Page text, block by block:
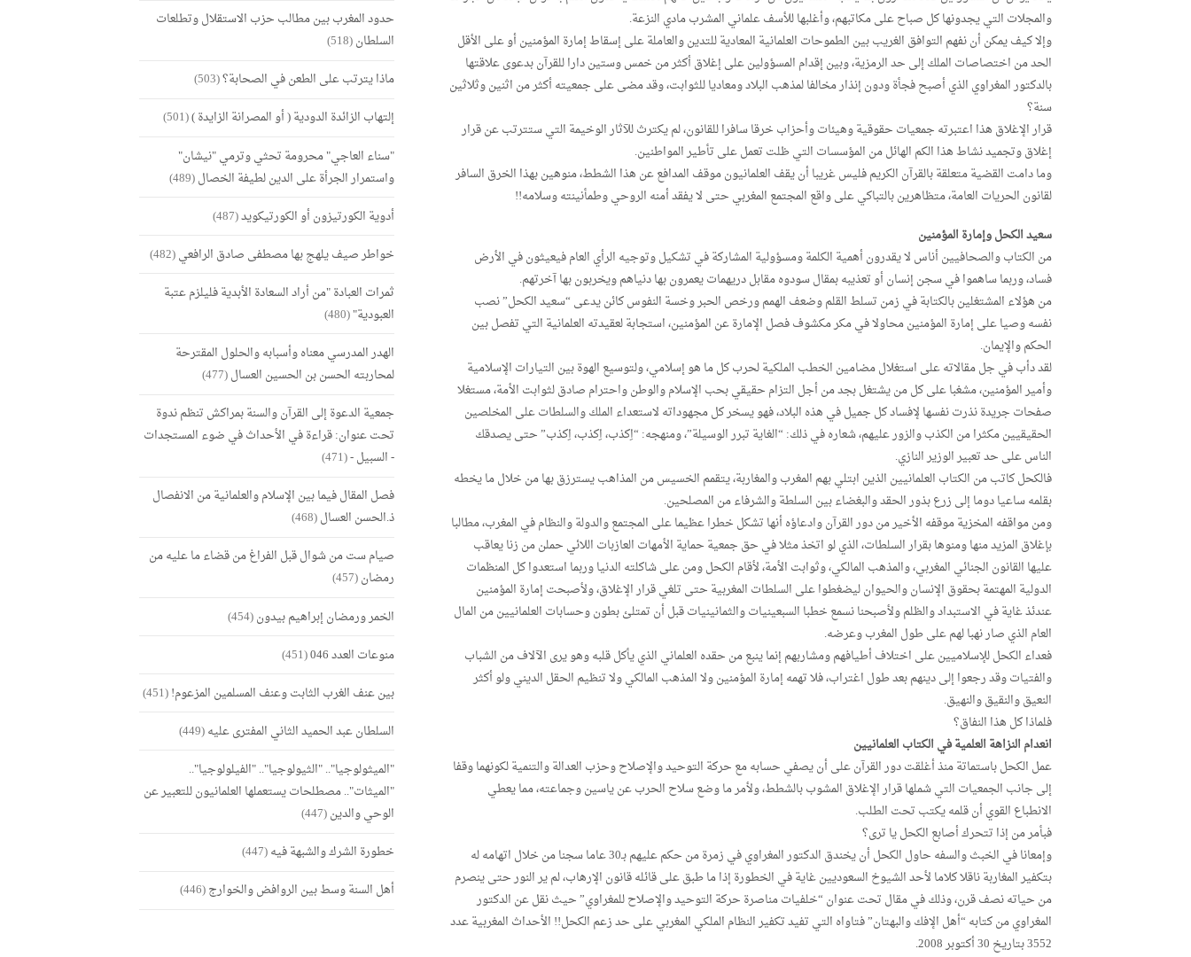
والمجلات التي يجدونها كل صباح على مكاتبهم، وأغلبها للأسف علماني المشرب مادي النزعة.
وإلا كيف يمكن أن نفهم التوافق الغريب بين الطموحات العلمانية المعادية للتدين والعاملة على إسقاط إمارة المؤمنين أو على الأقل
الحد من اختصاصات الملك إلى حد الرمزية، وبين إقدام المسؤولين على إغلاق أكثر من خمس وستين دارا للقرآن بدعوى علاقتها
بالدكتور المغراوي الذي أصبح فجأة ودون إنذار مخالفا لمذهب البلاد ومعاديا للثوابت، وقد مضى على جمعيته أكثر من اثنين وثلاثين
سنة؟
قرار الإغلاق هذا اعتبرته جمعيات حقوقية وهيئات وأحزاب خرقا سافرا للقانون، لم يكترث للآثار الوخيمة التي ستترتب عن قرار
إغلاق وتجميد نشاط هذا الكم الهائل من المؤسسات التي ظلت تعمل على تأطير المواطنين.
وما دامت القضية متعلقة بالقرآن الكريم فليس غريبا أن يقف العلمانيون موقف المدافع عن هذا الشطط، منوهين بهذا الخرق السافر
لقانون الحريات العامة، متظاهرين بالتباكي على واقع المجتمع المغربي حتى لا يفقد أمنه الروحي وطمأنينته وسلامه!!
سعيد الكحل وإمارة المؤمنين
من الكتاب والصحافيين أناس لا يقدرون أهمية الكلمة ومسؤولية المشاركة في تشكيل وتوجيه الرأي العام فيعيثون في الأرض
فساد، وربما ساهموا في سجن إنسان أو تعذيبه بمقال سودوه مقابل دريهمات يعمرون بها دنياهم ويخربون بها آخرتهم.
من هؤلاء المشتغلين بالكتابة في زمن تسلط القلم وضعف الهمم ورخص الحبر وخسة النفوس كائن يدعى “سعيد الكحل” نصب
نفسه وصيا على إمارة المؤمنين محاولا في مكر مكشوف فصل الإمارة عن المؤمنين، استجابة لعقيدته العلمانية التي تفصل بين
الحكم والإيمان.
لقد دأب في جل مقالاته على استغلال مضامين الخطب الملكية لحرب كل ما هو إسلامي، ولتوسيع الهوة بين التيارات الإسلامية
وأمير المؤمنين، مشغبا على كل من يشتغل بجد من أجل التزام حقيقي بحب الإسلام والوطن واحترام صادق لثوابت الأمة، مستغلا
صفحات جريدة نذرت نفسها لإفساد كل جميل في هذه البلاد، فهو يسخر كل مجهوداته لاستعداء الملك والسلطات على المخلصين
الحقيقيين مكثرا من الكذب والزور عليهم، شعاره في ذلك: “الغاية تبرر الوسيلة”، ومنهجه: “اِكذب، اِكذب، اِكذب” حتى يصدقك
الناس على حد تعبير الوزير النازي.
فالكحل كاتب من الكتاب العلمانيين الذين ابتلي بهم المغرب والمغاربة، يتقمم الخسيس من المذاهب يسترزق بها من خلال ما يخطه
بقلمه ساعيا دوما إلى زرع بذور الحقد والبغضاء بين السلطة والشرفاء من المصلحين.
ومن مواقفه المخزية موقفه الأخير من دور القرآن وادعاؤه أنها تشكل خطرا عظيما على المجتمع والدولة والنظام في المغرب، مطالبا
بإغلاق المزيد منها ومنوها بقرار السلطات، الذي لو اتخذ مثلا في حق جمعية حماية الأمهات العازبات اللائي حملن من زنا يعاقب
عليها القانون الجنائي المغربي، والمذهب المالكي، وثوابت الأمة، لأقام الكحل ومن على شاكلته الدنيا وربما استعدوا كل المنظمات
الدولية المهتمة بحقوق الإنسان والحيوان ليضغطوا على السلطات المغربية حتى تلغي قرار الإغلاق، ولأصبحت إمارة المؤمنين
عندئذ غاية في الاستبداد والظلم ولأصبحنا نسمع خطبا السبعينيات والثمانينيات قبل أن تمتلئ بطون وحسابات العلمانيين من المال
العام الذي صار نهبا لهم على طول المغرب وعرضه.
فعداء الكحل للإسلاميين على اختلاف أطيافهم ومشاربهم إنما ينبع من حقده العلماني الذي يأكل قلبه وهو يرى الآلاف من الشباب
والفتيات وقد رجعوا إلى دينهم بعد طول اغتراب، فلا تهمه إمارة المؤمنين ولا المذهب المالكي ولا تنظيم الحقل الديني ولو أكثر
النعيق والنقيق والنهيق.
فلماذا كل هذا النفاق؟
انعدام النزاهة العلمية في الكتاب العلمانيين
عمل الكحل باستماتة منذ أغلقت دور القرآن على أن يصفي حسابه مع حركة التوحيد والإصلاح وحزب العدالة والتنمية لكونهما وقفا
إلى جانب الجمعيات التي شملها قرار الإغلاق المشوب بالشطط، ولأمر ما وضع سلاح الحرب عن ياسين وجماعته، مما يعطي
الانطباع القوي أن قلمه يكتب تحت الطلب.
فبأمر من إذا تتحرك أصابع الكحل يا ترى؟
وإمعانا في الخبث والسفه حاول الكحل أن يخندق الدكتور المغراوي في زمرة من حكم عليهم بـ30 عاما سجنا من خلال اتهامه له
بتكفير المغاربة ناقلا كلاما لأحد الشيوخ السعوديين غاية في الخطورة إذا ما طبق على قائله قانون الإرهاب، لم ير النور حتى ينصرم
من حياته نصف قرن، وذلك في مقال تحت عنوان “خلفيات مناصرة حركة التوحيد والإصلاح للمغراوي” حيث نقل عن الدكتور
المغراوي من كتابه “أهل الإفك والبهتان” فتاواه التي تفيد تكفير النظام الملكي المغربي على حد زعم الكحل!! الأحداث المغربية عدد
3552 بتاريخ 30 أكتوبر 2008.
حدود المغرب بين مطالب حزب الاستقلال وتطلعات
السلطان(518)
ماذا يترتب على الطعن في الصحابة؟(503)
إلتهاب الزائدة الدودية ( أو المصرانة الزايدة )(501)
"سناء العاجي" محرومة تحثي وترمي "نيشان"
واستمرار الجرأة على الدين لطيفة الخصال(489)
أدوية الكورتيزون أو الكورتيكويد(487)
خواطر صيف يلهج بها مصطفى صادق الرافعي(482)
ثمرات العبادة "من أراد السعادة الأبدية فليلزم عتبة
العبودية"(480)
الهدر المدرسي معناه وأسبابه والحلول المقترحة
لمحاربته الحسن بن الحسين العسال(477)
جمعية الدعوة إلى القرآن والسنة بمراكش تنظم ندوة
تحت عنوان: قراءة في الأحداث في ضوء المستجدات
- السبيل -(471)
فصل المقال فيما بين الإسلام والعلمانية من الانفصال
ذ.الحسن العسال(468)
صيام ست من شوال قبل الفراغ من قضاء ما عليه من
رمضان(457)
الخمر ورمضان إبراهيم بيدون(454)
منوعات العدد 046
(451)
بين عنف الغرب الثابت وعنف المسلمين المزعوم!(451)
السلطان عبد الحميد الثاني المفترى عليه(449)
"الميثولوجيا".. "الثيولوجيا".. "الفيلولوجيا"..
"الميثات".. مصطلحات يستعملها العلمانيون للتعبير عن
الوحي والدين(447)
خطورة الشرك والشبهة فيه(447)
أهل السنة وسط بين الروافض والخوارج(446)